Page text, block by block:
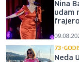
Nina
udam
73-
Neda